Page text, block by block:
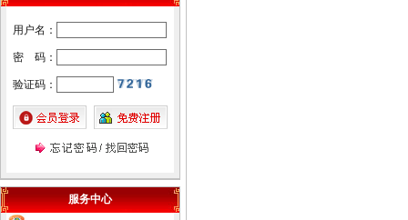
廊坊起名，廊坊起名网，廊
坊起名公司，廊坊宝宝起名，
廊坊公司起名，廊坊起名客户
可直接来往公司起名。武清区
温馨提示：因玄术子先生业
务繁忙，天津周边市县各界朋
先友前来，可事先来电话与玄
术子先生预约，免得您扑空！
用户名：
密 码：
验证码：
服务中心